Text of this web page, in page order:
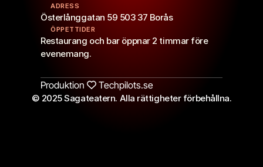
ADRESS
Österlånggatan 59 503 37 Borås
ÖPPETTIDER
Restaurang och bar öppnar 2 timmar före
evenemang.
Produktion Techpilots.se
© 2025 Sagateatern. Alla rättigheter förbehållna.